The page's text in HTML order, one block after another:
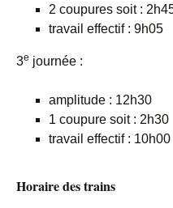
2 coupures soit :
travail effectif : 9h05
3e journée :
amplitude : 12h30
1 coupure soit : 2h30
travail effectif : 10h00
Horaire des trains